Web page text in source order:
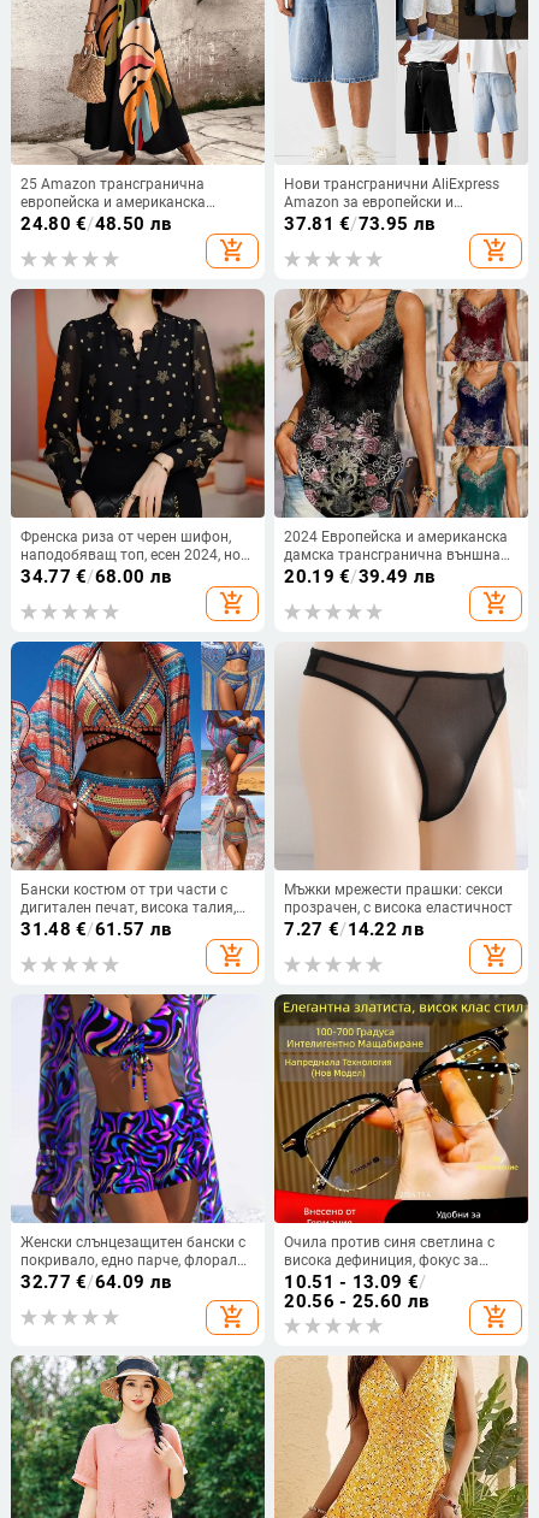
25 Amazon трансгранична
европейска и американска
плажна блуза, свободна роба,
слънцезащитен крем, рокля с
24.80 €/48.50 лв
add_shopping_cart
Нови трансгранични AliExpress
Amazon за европейски и
американски мъжки
четирицветни еластични дънкови
шорти с пет цвята Дънкови
37.81 €/73.95 лв
add_shopping_cart
Френска риза от черен шифон,
наподобяващ топ, есен 2024, нов
стил, голям размер, тънка риза с
дълъг ръкав с флорален принт
34.77 €/68.00 лв
add_shopping_cart
2024 Европейска и американска
дамска трансгранична външна
търговия Amazon Independent
Station Лятна нова V-образно
деколте секси щампована малка
20.19 €/39.49 лв
add_shopping_cart
Бански костюм от три части с
дигитален печат, висока талия,
горнище с подплънки без
полиестер (GSM 200)
31.48 €/61.57 лв
add_shopping_cart
Мъжки мрежести прашки: секси
прозрачен, с висока еластичност
7.27 €/14.22 лв
add_shopping_cart
Женски слънцезащитен бански с
покривало, едно парче, флорална
шарка, пролет 2026
32.77 €/64.09 лв
add_shopping_cart
Очила против синя светлина с
висока дефиниция, фокус за
далечина и близо, двойно
използваеми умни очила за
четене с автоматично
регулиране за възрастни
10.51 - 13.09 €/
20.56 - 25.60 лв
add_shopping_cart